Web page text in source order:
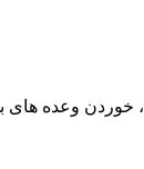
وعده‌